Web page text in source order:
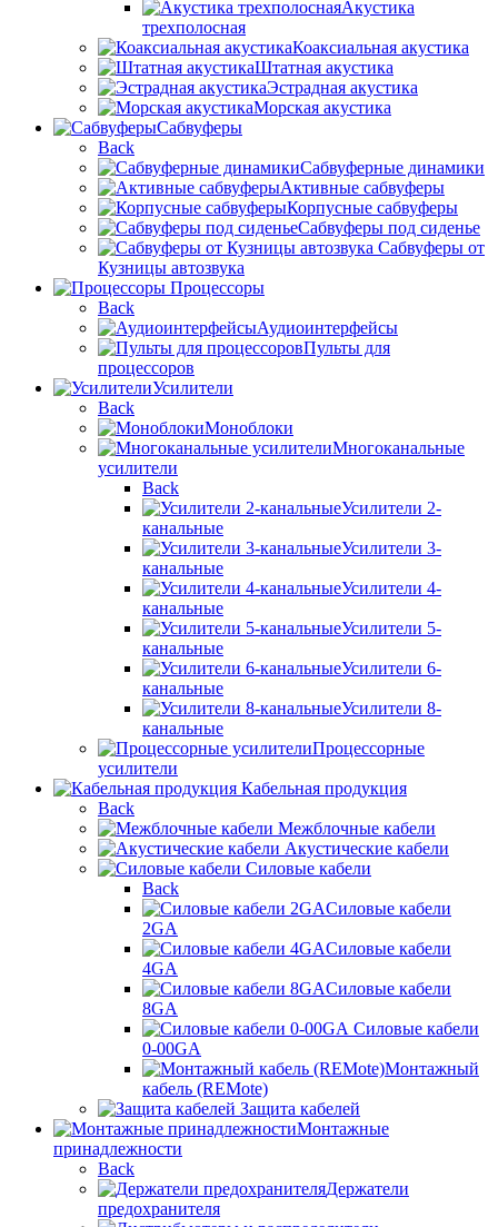
Акустика
трехполосная
Коаксиальная акустика
Штатная акустика
Эстрадная акустика
Морская акустика
Сабвуферы
Back
Сабвуферные динамики
Активные сабвуферы
Корпусные сабвуферы
Сабвуферы под сиденье
Сабвуферы от
Кузницы автозвука
Процессоры
Back
Аудиоинтерфейсы
Пульты для
процессоров
Усилители
Back
Моноблоки
Многоканальные
усилители
Back
Усилители 2-
канальные
Усилители 3-
канальные
Усилители 4-
канальные
Усилители 5-
канальные
Усилители 6-
канальные
Усилители 8-
канальные
Процессорные
усилители
Кабельная продукция
Back
Межблочные кабели
Акустические кабели
Силовые кабели
Back
Силовые кабели
2GA
Силовые кабели
4GA
Силовые кабели
8GA
Силовые кабели
0-00GA
Монтажный
кабель (REMote)
Защита кабелей
Монтажные
принадлежности
Back
Держатели
предохранителя